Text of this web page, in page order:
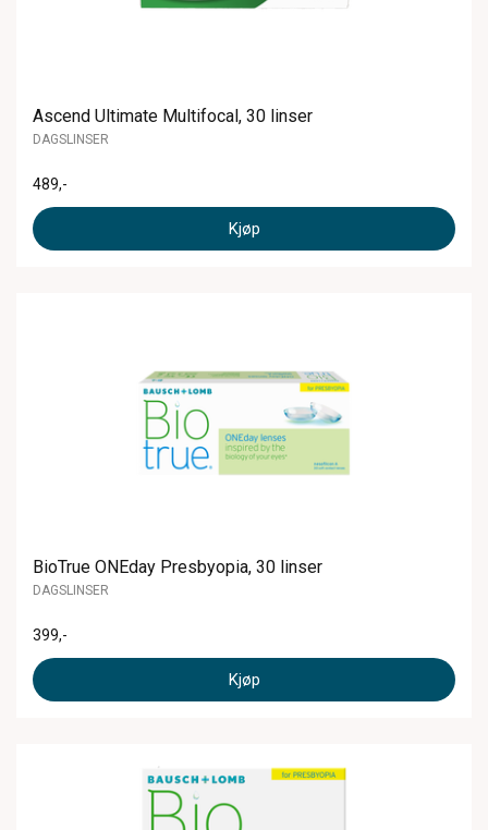
Ascend Ultimate Multifocal, 30 linser
DAGSLINSER
489,-
Kjøp
BioTrue ONEday Presbyopia, 30 linser
DAGSLINSER
399,-
Kjøp